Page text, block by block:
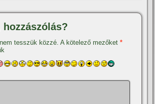
hozzászólás?
tesszük közzé. A kötelező mezőket*